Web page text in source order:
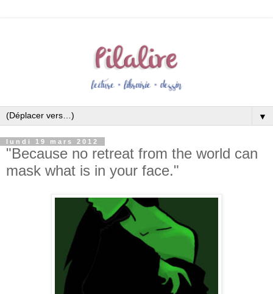
▼
lundi 19 mars 2012
"Because no retreat from the world can
mask what is in your face."